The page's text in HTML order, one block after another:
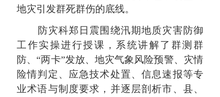
地灾引发群死群伤的底线。
防灾科郑日震围绕汛期地质灾害防御
工作实操进行授课，系统讲解了群测群
防、“两卡”发放、地灾气象风险预警、灾情
险情判定、应急技术处置、信息速报等专
业术语与制度要求，并逐层剖析市、县、